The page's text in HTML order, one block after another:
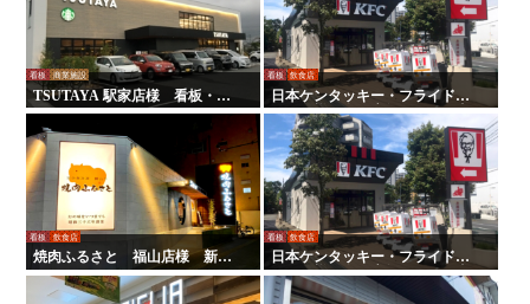
看板 商業施設
TSUTAYA 駅家店様 看板・サ
イン
看板 飲食店
日本ケンタッキー・フライド・
チキン様 全国店舗サイン工事 |
タテイシ広美社
看板 飲食店
焼肉ふるさと 福山店様 新装
サイン工事
看板 飲食店
日本ケンタッキー・フライド・
チキン様 全国店舗サイン工事